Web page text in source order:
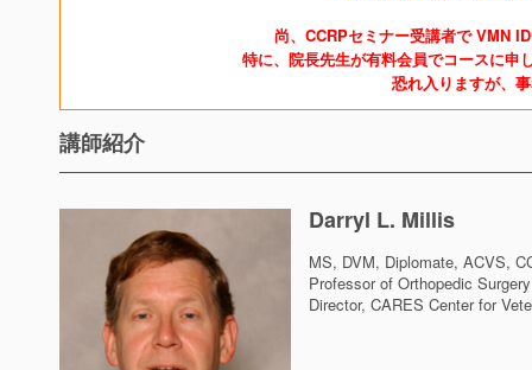
尚、CCRPセミナー受講者で VMN
特に、院長先生が有料会員でコースに申
恐れ入りますが、
講師紹介
Darryl L. Millis
MS, DVM, Diplomate, ACVS,
Professor of Orthopedic Surgery
Director, CARES Center for